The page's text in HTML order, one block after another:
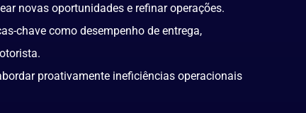
novas oportunidades e refinar operações.
chave como desempenho de entrega,
proativamente ineficiências operacionais